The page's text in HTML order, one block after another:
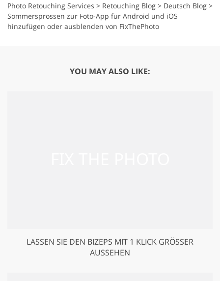
Photo Retouching Services > Retouching Blog > Deutsch Blog >
Sommersprossen zur Foto-App für Android und iOS
hinzufügen oder ausblenden von FixThePhoto
YOU MAY ALSO LIKE:
LASSEN SIE DEN BIZEPS MIT 1 KLICK GRÖSSER A
USSEHEN